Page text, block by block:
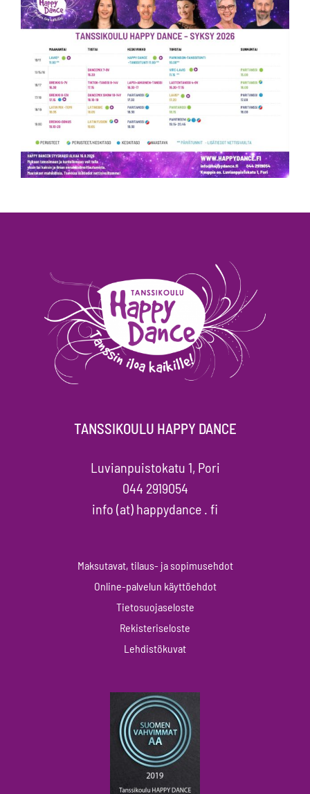
TANSSIKOULU HAPPY DANCE
Luvianpuistokatu 1, Pori
044 2919054
info (at) happydance . fi
Maksutavat, tilaus- ja sopimusehdot
Online-palvelun käyttöehdot
Tietosuojaseloste
Rekisteriseloste
Lehdistökuvat